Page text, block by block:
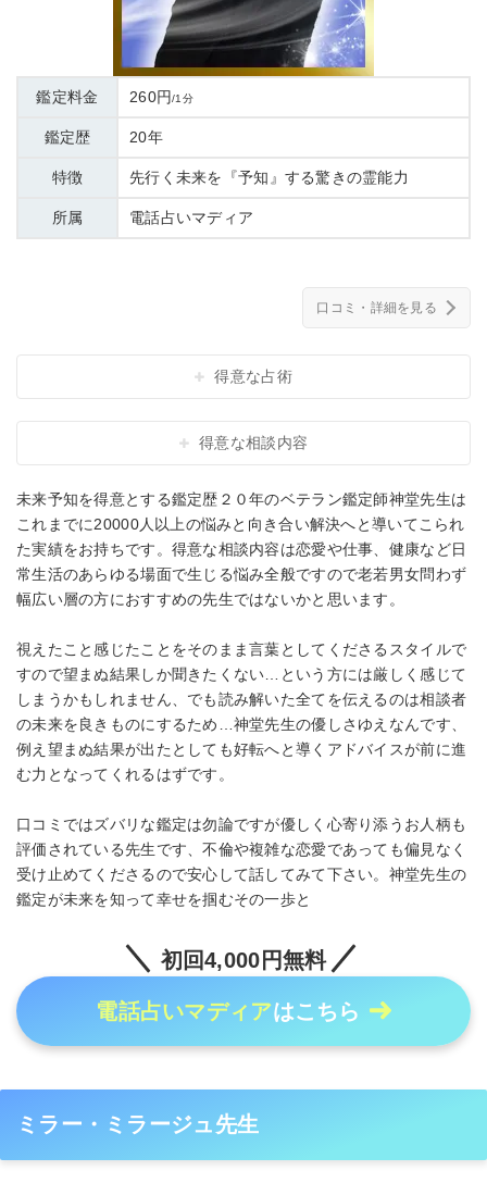
鑑定料金 260円/1分
鑑定歴 20年
特徴 先行く未来を『予知』する驚きの霊能力
所属 電話占いマディア
口コミ・詳細を見る
得意な占術
得意な相談内容
未来予知を得意とする鑑定歴２０年のベテラン鑑定師神堂先生は
これまでに20000人以上の悩みと向き合い解決へと導いてこられ
た実績をお持ちです。得意な相談内容は恋愛や仕事、健康など日
常生活のあらゆる場面で生じる悩み全般ですので老若男女問わず
幅広い層の方におすすめの先生ではないかと思います。
視えたこと感じたことをそのまま言葉としてくださるスタイルで
すので望まぬ結果しか聞きたくない…という方には厳しく感じて
しまうかもしれません、でも読み解いた全てを伝えるのは相談者
の未来を良きものにするため…神堂先生の優しさゆえなんです、
例え望まぬ結果が出たとしても好転へと導くアドバイスが前に進
む力となってくれるはずです。
口コミではズバリな鑑定は勿論ですが優しく心寄り添うお人柄も
評価されている先生です、不倫や複雑な恋愛であっても偏見なく
受け止めてくださるので安心して話してみて下さい。神堂先生の
鑑定が未来を知って幸せを掴むその一歩と
初回4,000円無料
電話占いマディアはこちら
ミラー・ミラージュ先生